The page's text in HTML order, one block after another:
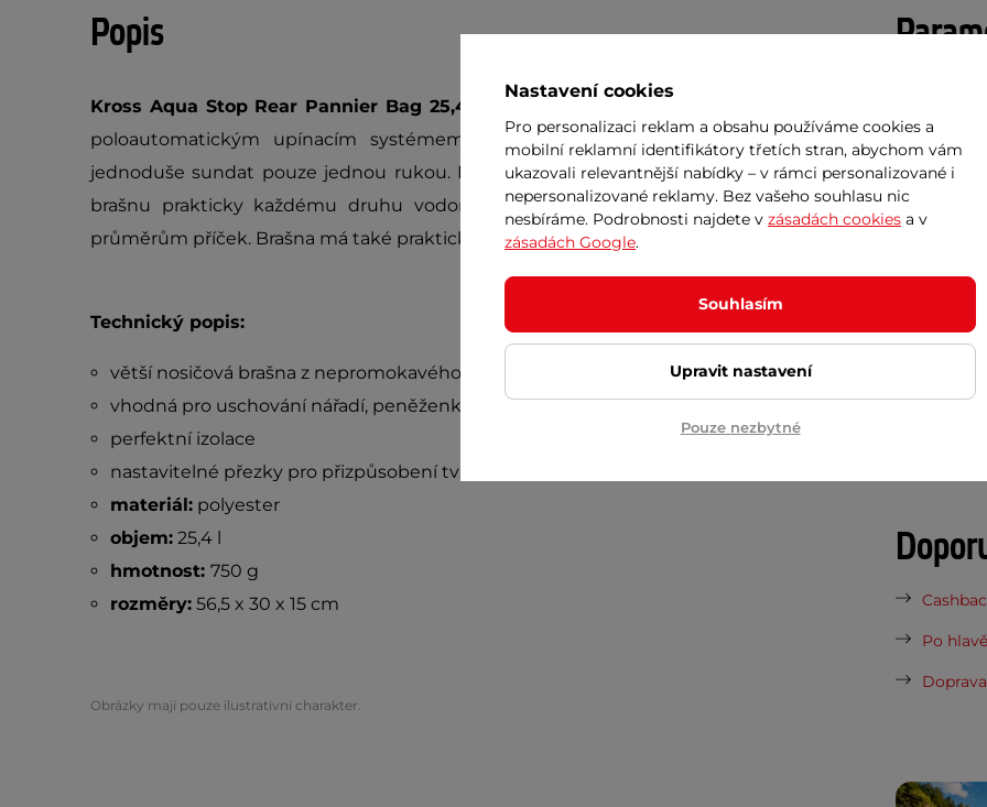
Popis
Kross Aqua Stop Rear Pannier Bag 25,4l
poloautomatickým upínacím systémem. Díky tomu můžete brašnu z nosiče
jednoduše sundat pouze jednou rukou. Díky nastavitelným přezkám přizpůsobíte
brašnu prakticky každému druhu vodorovného nosiče, stejně tak jako různým
průměrům příček. Brašna má také praktickou rukojeť.
Technický popis:
větší nosičová brašna z nepromokavého materiálu
vhodná pro uschování nářadí, peněženky, telefonu i skladného oblečení
perfektní izolace
nastavitelné přezky pro přizpůsobení tvaru nosiče
materiál:polyester
objem:25,4 l
hmotnost: 750 g
rozměry:56,5 x 30 x 15 cm
Obrázky mají pouze ilustrativní charakter.
Okénko
Objem
7
Po
Nastavení cookies
Pro personalizaci reklam a obsahu používáme cookies a
mobilní reklamní identifikátory třetích stran, abychom vám
ukazovali relevantnější nabídky – v rámci personalizované i
nepersonalizované reklamy. Bez vašeho souhlasu nic
nesbíráme. Podrobnosti najdete v zásadách cookies a v
zásadách Google.
Souhlasím
Upravit nastavení
Pouze nezbytné